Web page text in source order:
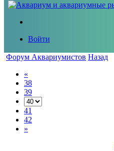
Войти
Форум Аквариумистов Назад
«
38
39
41
42
»